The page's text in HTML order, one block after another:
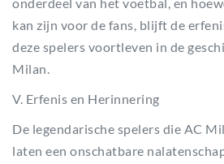
kan zijn voor de fans, blijft de
deze spelers voortleven in de
Milan.
V. Erfenis en Herinnering
De legendarische spelers die AC
laten een onschatbare